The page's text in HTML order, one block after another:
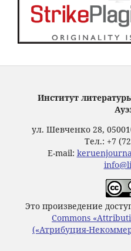
Институт
ул. Шевченко 28,
Тел.: +7
E-mail:
Это произведение
Commons
(«Атрибуция-